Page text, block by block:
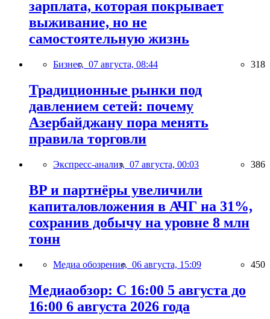
зарплата, которая покрывает
выживание, но не
самостоятельную жизнь
Бизнес, 07 августа, 08:44 318
Традиционные рынки под
давлением сетей: почему
Азербайджану пора менять
правила торговли
Экспресс-анализ, 07 августа, 00:03 386
BP и партнёры увеличили
капиталовложения в АЧГ на 31%,
сохранив добычу на уровне 8 млн
тонн
Медиа обозрение, 06 августа, 15:09 450
Медиаобзор: С 16:00 5 августа до
16:00 6 августа 2026 года